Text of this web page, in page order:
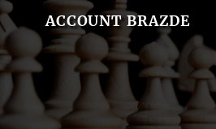
ACCOUNT BRAZDE